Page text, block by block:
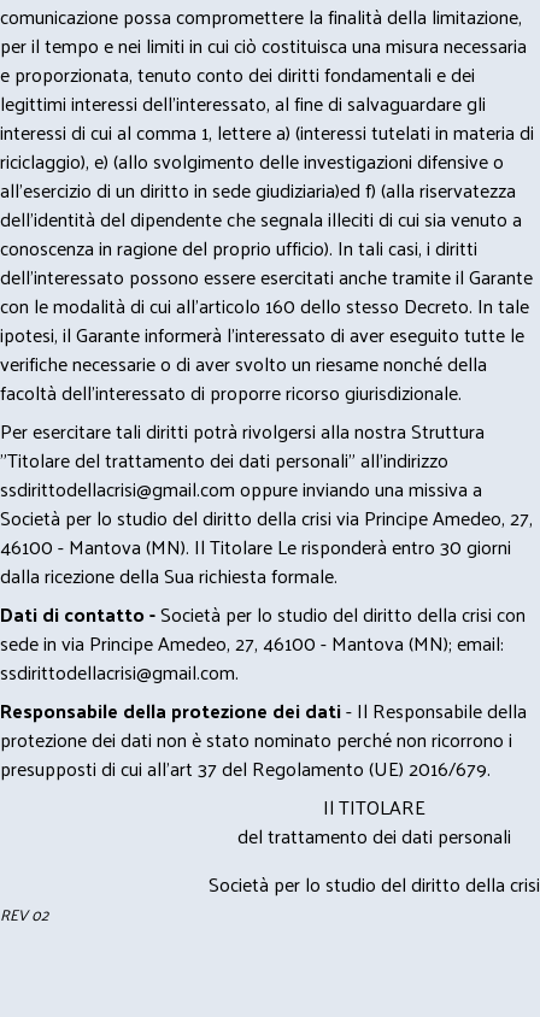
comunicazione possa compromettere la finalità della limitazione,
per il tempo e nei limiti in cui ciò costituisca una misura necessaria
e proporzionata, tenuto conto dei diritti fondamentali e dei
legittimi interessi dell’interessato, al fine di salvaguardare gli
interessi di cui al comma 1, lettere a) (interessi tutelati in materia di
riciclaggio), e) (allo svolgimento delle investigazioni difensive o
all’esercizio di un diritto in sede giudiziaria)ed f) (alla riservatezza
dell’identità del dipendente che segnala illeciti di cui sia venuto a
conoscenza in ragione del proprio ufficio). In tali casi, i diritti
dell’interessato possono essere esercitati anche tramite il Garante
con le modalità di cui all’articolo 160 dello stesso Decreto. In tale
ipotesi, il Garante informerà l’interessato di aver eseguito tutte le
verifiche necessarie o di aver svolto un riesame nonché della
facoltà dell’interessato di proporre ricorso giurisdizionale.
Per esercitare tali diritti potrà rivolgersi alla nostra Struttura
"Titolare del trattamento dei dati personali" all'indirizzo
ssdirittodellacrisi@gmail.comoppure inviando una missiva a
Società per lo studio del diritto della crisi via Principe Amedeo, 27,
46100 - Mantova (MN). Il Titolare Le risponderà entro 30 giorni
dalla ricezione della Sua richiesta formale.
Dati di contatto -Società per lo studio del diritto della crisi con
sede in via Principe Amedeo, 27, 46100 - Mantova (MN); email:
ssdirittodellacrisi@gmail.com.
Responsabile della protezione dei dati- Il Responsabile della
protezione dei dati non è stato nominato perché non ricorrono i
presupposti di cui all’art 37 del Regolamento (UE) 2016/679.
Il TITOLARE
del trattamento dei dati personali
Società per lo studio del diritto della crisi
REV 02